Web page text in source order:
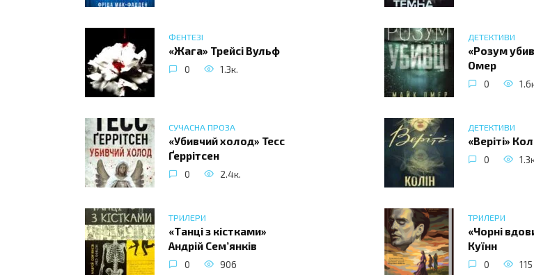
ФЕНТЕЗІ
«Жага» Трейсі Вульф
0 1.3к.
ДЕТЕКТИВИ
«Розум
Омер
0
СУЧАСНА ПРОЗА
«Убивчий холод» Тесс
Ґеррітсен
0 2.4к.
ДЕТЕКТИВИ
«Веріті»
0
ТРИЛЕРИ
«Танці з кістками»
Андрій Сем’янків
0 906
ТРИЛЕРИ
«Чорні
Куїнн
0 115